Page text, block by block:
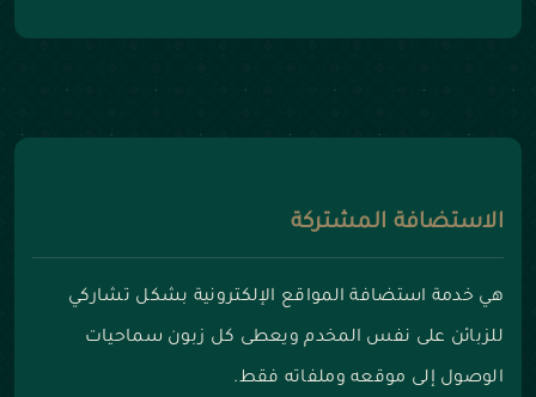
الاستضافة المشتركة
هي خدمة استضافة المواقع الإلكترونية بشكل تشاركي
للزبائن على نفس المخدم ويعطى كل زبون سماحيات
الوصول إلى موقعه وملفاته فقط.